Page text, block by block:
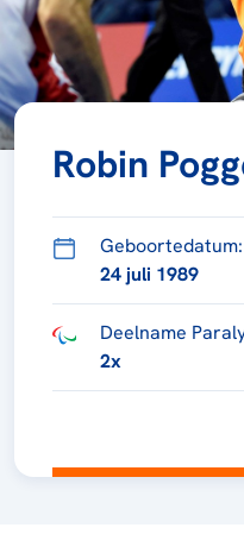
Robin
Geboortedatum:
24 juli 1989
Deelname
2x